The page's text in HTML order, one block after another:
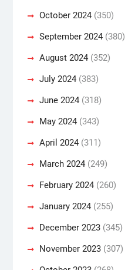
October 2024(350)
September 2024(380)
August 2024(352)
July 2024(383)
June 2024(318)
May 2024(343)
April 2024(311)
March 2024(249)
February 2024(260)
January 2024(255)
December 2023(345)
November 2023(307)